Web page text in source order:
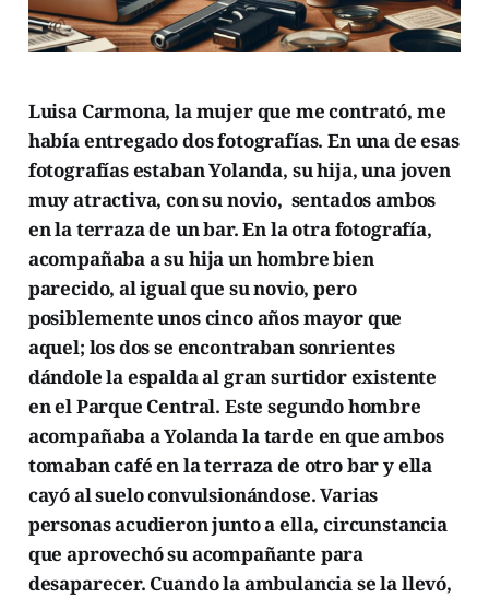
Luisa Carmona, la mujer que me contrató, me
había entregado dos fotografías. En una de esas
fotografías estaban Yolanda, su hija, una joven
muy atractiva, con su novio, sentados ambos
en la terraza de un bar. En la otra fotografía,
acompañaba a su hija un hombre bien
parecido, al igual que su novio, pero
posiblemente unos cinco años mayor que
aquel; los dos se encontraban sonrientes
dándole la espalda al gran surtidor existente
en el Parque Central. Este segundo hombre
acompañaba a Yolanda la tarde en que ambos
tomaban café en la terraza de otro bar y ella
cayó al suelo convulsionándose. Varias
personas acudieron junto a ella, circunstancia
que aprovechó su acompañante para
desaparecer. Cuando la ambulancia se la llevó,